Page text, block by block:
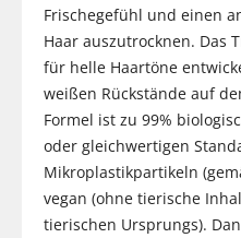
Frischegefühl und einen
Haar auszutrocknen. Das
für helle Haartöne
weißen Rückstände auf
Formel ist zu 99%
oder gleichwertigen
Mikroplastikpartikeln
vegan (ohne tierische
tierischen Ursprungs).